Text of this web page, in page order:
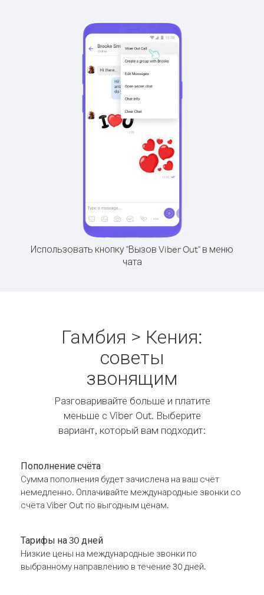
Использовать кнопку "Вызов Viber Out" в меню
чата
Гамбия > Кения:
советы
звонящим
Разговаривайте больше и платите
меньше с Viber Out. Выберите
вариант, который вам подходит:
Пополнение счёта
Сумма пополнения будет зачислена на ваш счёт
немедленно. Оплачивайте международные звонки со
счёта Viber Out по выгодным ценам.
Тарифы на 30 дней
Низкие цены на международные звонки по
выбранному направлению в течение 30 дней.